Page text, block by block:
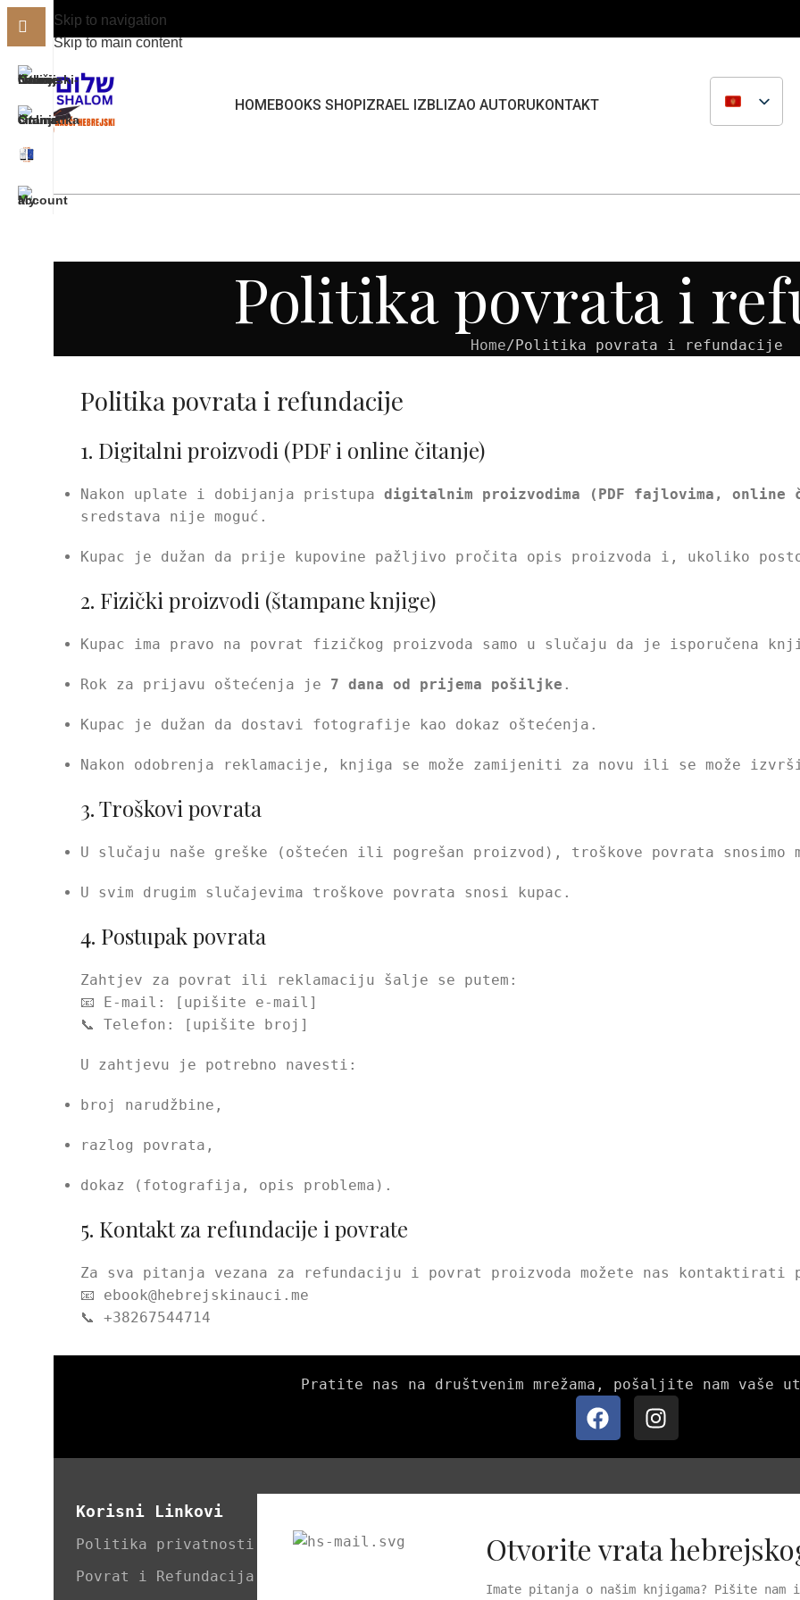
Skip to navigation
Skip to main content
HOMEBOOKS SHOPIZRAEL IZBLIZAO AUTORUKONTAKT
Politika povrata i
Home Politika povrata i refundacije
Politika povrata i refundacije
1. Digitalni proizvodi (PDF i online čitanje)
Nakon uplate i dobijanja pristupa digitalnim proizvodima (PDF fajlovima,
sredstava nije moguć.
Kupac je dužan da prije kupovine pažljivo pročita opis proizvoda i, ukoliko
2. Fizički proizvodi (štampane knjige)
Kupac ima pravo na povrat fizičkog proizvoda samo u slučaju da je isporučena
Rok za prijavu oštećenja je 7 dana od prijema pošiljke .
Kupac je dužan da dostavi fotografije kao dokaz oštećenja.
Nakon odobrenja reklamacije, knjiga se može zamijeniti za novu ili se može
3. Troškovi povrata
U slučaju naše greške (oštećen ili pogrešan proizvod), troškove povrata snosimo
U svim drugim slučajevima troškove povrata snosi kupac.
4. Postupak povrata
Zahtjev za povrat ili reklamaciju šalje se putem:
📧 E-mail: [upišite e-mail]
📞 Telefon: [upišite broj]
U zahtjevu je potrebno navesti:
broj narudžbine,
razlog povrata,
dokaz (fotografija, opis problema).
5. Kontakt za refundacije i povrate
Za sva pitanja vezana za refundaciju i povrat proizvoda možete nas kontaktirati
📧 ebook@hebrejskinauci.me
📞 +38267544714
Pratite nas na društvenim mrežama, pošaljite nam vaše
Korisni Linkovi
Politika privatnosti
Povrat i Refundacija
Otvorite vrata
Imate pitanja o našim knjigama? Pišite nam